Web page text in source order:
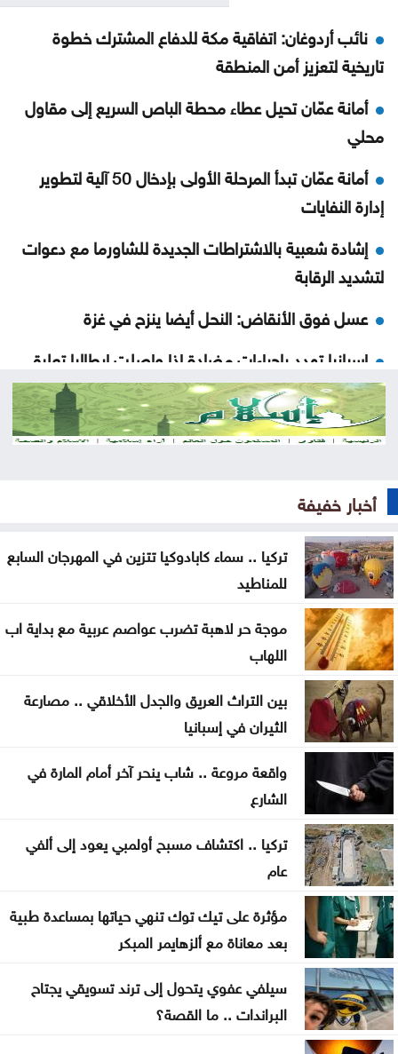
نائب أردوغان: اتفاقية مكة للدفاع المشترك خطوة
تاريخية لتعزيز أمن المنطقة
أمانة عمّان تحيل عطاء محطة الباص السريع إلى مقاول
محلي
أمانة عمّان تبدأ المرحلة الأولى بإدخال 50 آلية لتطوير
إدارة النفايات
إشادة شعبية بالاشتراطات الجديدة للشاورما مع دعوات
لتشديد الرقابة
عسل فوق الأنقاض: النحل أيضا ينزح في غزة
إسبانيا تهدد بإجراءات مضادة إذا واصلت إيطاليا تعليق
شنغن
خدمات المخيمات تشيد بمواقف الأردن الداعمة للقدس
الرياض تنفي ارتباط الاتفاق مع أنقرة وإسلام آباد بمساعٍ
زراعة جرش تُقدم 1368 خدمة وتُوزع 260 ألف شتلة
الأردنيون يترقبون عطلة رسمية في آب
تنفيذ 23 مشروعاً لطرق محافظة المفرق
البرلمان العربي يدين استهداف المدنيين بالسعودية
واليمن
ارتفاع حصيلة الهجوم الذي نفذه تلميذ على مدرسة
بتايلند
70 ألفا يؤدون صلاة الجمعة بالأقصى
احتراق 3206 مركبات في الأردن خلال عامين
أخبار خفيفة
تركيا .. سماء كابادوكيا تتزين في المهرجان السابع
للمناطيد
موجة حر لاهبة تضرب عواصم عربية مع بداية اب
اللهاب
بين التراث العريق والجدل الأخلاقي .. مصارعة
الثيران في إسبانيا
واقعة مروعة .. شاب ينحر آخر أمام المارة في
الشارع
تركيا .. اكتشاف مسبح أولمبي يعود إلى ألفي
عام
مؤثرة على تيك توك تنهي حياتها بمساعدة طبية
بعد معاناة مع ألزهايمر المبكر
سيلفي عفوي يتحول إلى ترند تسويقي يجتاح
البراندات .. ما القصة؟